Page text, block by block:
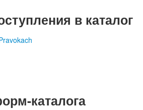
в каталог
каталога